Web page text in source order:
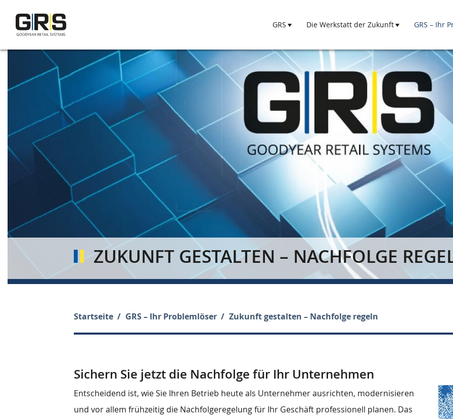
Direkt
Inhalt
Hauptnavigation
GRS Die Werkstatt der Zukunft GRS – Ihr
ZUKUNFT GESTALTEN – NACHFOLGE
Startseite GRS – Ihr Problemlöser Zukunft gestalten – Nachfolge regeln
Sichern Sie jetzt die Nachfolge für Ihr Unternehmen
Entscheidend ist, wie Sie Ihren Betrieb heute als Unternehmer ausrichten, modernisieren
und vor allem frühzeitig die Nachfolgeregelung für Ihr Geschäft professionell planen. Das